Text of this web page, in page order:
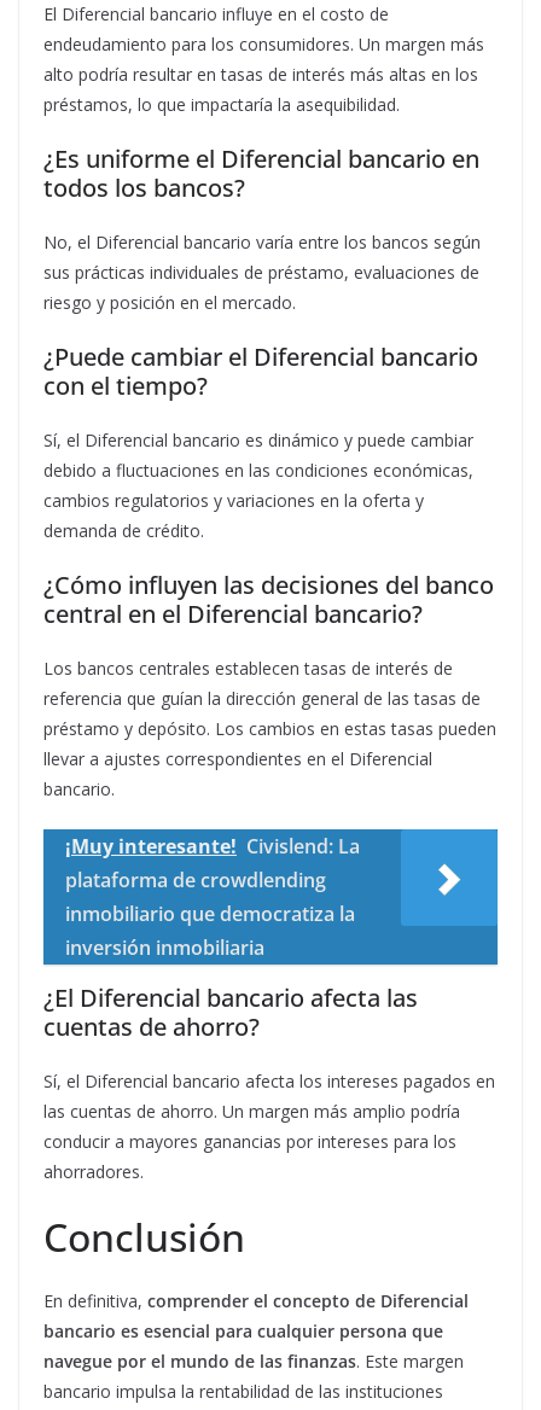
El Diferencial bancario influye en el costo de
endeudamiento para los consumidores. Un margen más
alto podría resultar en tasas de interés más altas en los
préstamos, lo que impactaría la asequibilidad.
¿Es uniforme el Diferencial bancario en
todos los bancos?
No, el Diferencial bancario varía entre los bancos según
sus prácticas individuales de préstamo, evaluaciones de
riesgo y posición en el mercado.
¿Puede cambiar el Diferencial bancario
con el tiempo?
Sí, el Diferencial bancario es dinámico y puede cambiar
debido a fluctuaciones en las condiciones económicas,
cambios regulatorios y variaciones en la oferta y
demanda de crédito.
¿Cómo influyen las decisiones del banco
central en el Diferencial bancario?
Los bancos centrales establecen tasas de interés de
referencia que guían la dirección general de las tasas de
préstamo y depósito. Los cambios en estas tasas pueden
llevar a ajustes correspondientes en el Diferencial
bancario.
¡Muy interesante! Civislend: La
plataforma de crowdlending
inmobiliario que democratiza la
inversión inmobiliaria
¿El Diferencial bancario afecta las
cuentas de ahorro?
Sí, el Diferencial bancario afecta los intereses pagados en
las cuentas de ahorro. Un margen más amplio podría
conducir a mayores ganancias por intereses para los
ahorradores.
Conclusión
En definitiva, comprender el concepto de Diferencial
bancario es esencial para cualquier persona que
navegue por el mundo de las finanzas. Este margen
bancario impulsa la rentabilidad de las instituciones